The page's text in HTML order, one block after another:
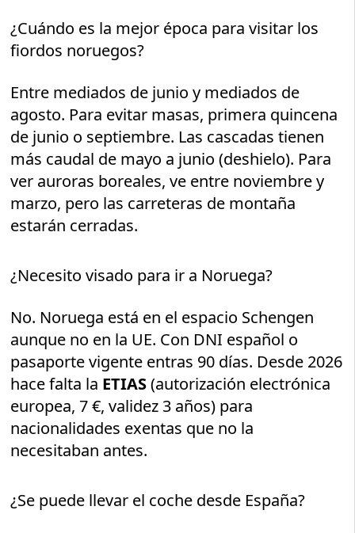
¿Cuándo es la mejor época para visitar los
fiordos noruegos?
Entre mediados de junio y mediados de
agosto. Para evitar masas, primera quincena
de junio o septiembre. Las cascadas tienen
más caudal de mayo a junio (deshielo). Para
ver auroras boreales, ve entre noviembre y
marzo, pero las carreteras de montaña
estarán cerradas.
¿Necesito visado para ir a Noruega?
No. Noruega está en el espacio Schengen
aunque no en la UE. Con DNI español o
pasaporte vigente entras 90 días. Desde 2026
hace falta la ETIAS(autorización electrónica
europea, 7 €, validez 3 años) para
nacionalidades exentas que no la
necesitaban antes.
¿Se puede llevar el coche desde España?